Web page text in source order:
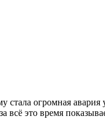
огромная
это время